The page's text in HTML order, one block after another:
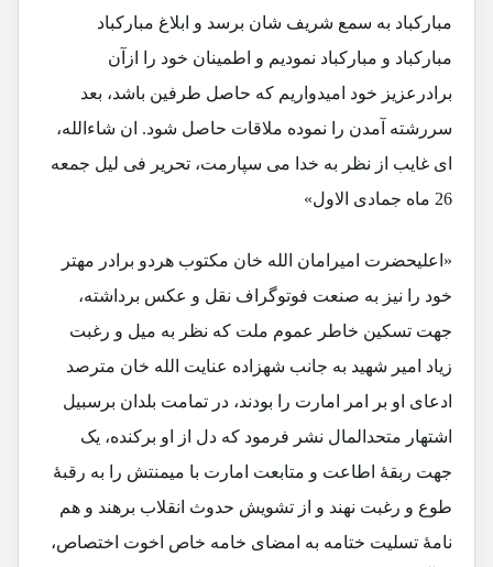
مبارکباد به سمع شریف شان برسد و ابلاغ مبارکباد
مبارکباد و مبارکباد نمودیم و اطمینان خود را ازآن
برادرعزیز خود امیدواریم که حاصل طرفین باشد، بعد
سررشته آمدن را نموده ملاقات حاصل شود. ان شاءالله،
ای غایب از نظر به خدا می سپارمت، تحریر فی لیل جمعه
26 ماه جمادی الاول»
«اعلیحضرت امیرامان الله خان مکتوب هردو برادر مهتر
خود را نیز به صنعت فوتوگراف نقل و عکس برداشته،
جهت تسکین خاطر عموم ملت که نظر به میل و رغبت
زیاد امیر شهید به جانب شهزاده عنایت الله خان مترصد
ادعای او بر امر امارت را بودند، در تمامت بلدان برسبیل
اشتهار متحدالمال نشر فرمود که دل از او برکنده، یک
جهت ربقۀ اطاعت و متابعت امارت با میمنتش را به رقبۀ
طوع و رغبت نهند و از تشویش حدوث انقلاب برهند و هم
نامۀ تسلیت ختامه به امضای خامه خاص اخوت اختصاص،